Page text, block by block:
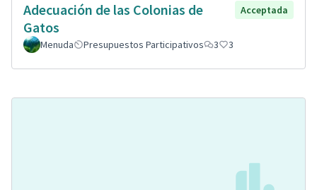
Adecuación de las Colonias de
Gatos
Acceptada
Menuda Presupuestos Participativos 3 3